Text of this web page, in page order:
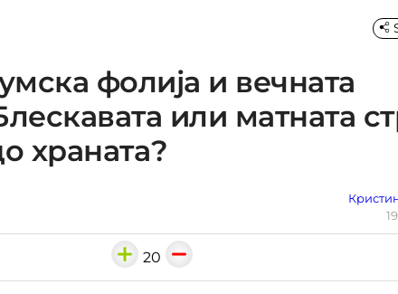
фолија и вечната
или матната
храната?
20